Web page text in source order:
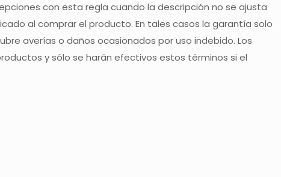
con esta regla cuando la descripción no se ajusta
al comprar el producto. En tales casos la garantía solo
averías o daños ocasionados por uso indebido. Los
y sólo se harán efectivos estos términos si el